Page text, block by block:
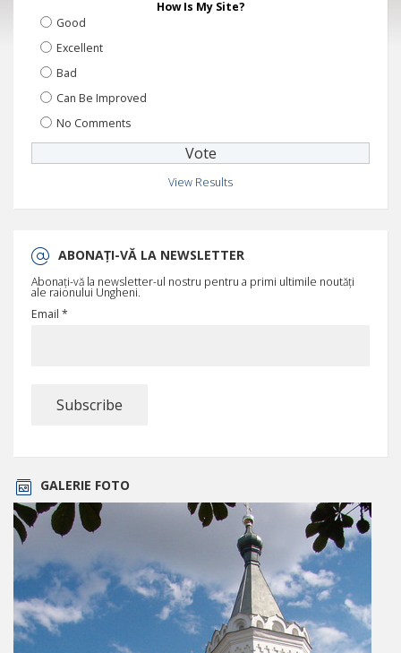
How Is My Site?
Good
Excellent
Bad
Can Be Improved
No Comments
View Results
ABONAȚI-VĂ LA NEWSLETTER
Abonați-vă la newsletter-ul nostru pentru a primi ultimile noutăți
ale raionului Ungheni.
Email *
GALERIE FOTO